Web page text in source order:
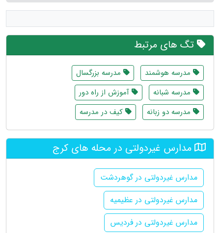
تگ های مرتبط
مدرسه هوشمند
مدرسه بزرگسال
مدرسه شبانه
آموزش از راه دور
مدرسه دو زبانه
کیف در مدرسه
مدارس غیردولتی در محله های کرج
مدارس غیردولتی در گوهردشت
مدارس غیردولتی در عظیمیه
مدارس غیردولتی در فردیس